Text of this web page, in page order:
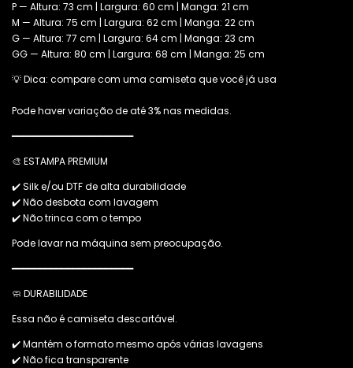
P — Altura: 73 cm | Largura: 60 cm | Manga: 21 cm
M — Altura: 75 cm | Largura: 62 cm | Manga: 22 cm
G — Altura: 77 cm | Largura: 64 cm | Manga: 23 cm
GG — Altura: 80 cm | Largura: 68 cm | Manga: 25 cm
💡 Dica: compare com uma camiseta que você já usa
Pode haver variação de até 3% nas medidas.
━━━━━━━━━━━━━━━━━━━━━━
🎨 ESTAMPA PREMIUM
✔️ Silk e/ou DTF de alta durabilidade
✔️ Não desbota com lavagem
✔️ Não trinca com o tempo
Pode lavar na máquina sem preocupação.
━━━━━━━━━━━━━━━━━━━━━━
🧼 DURABILIDADE
Essa não é camiseta descartável.
✔️ Mantém o formato mesmo após várias lavagens
✔️ Não fica transparente